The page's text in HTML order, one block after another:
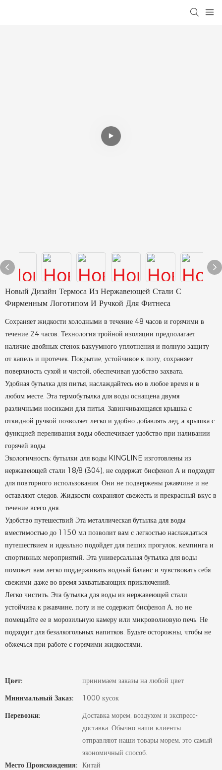
Новый Дизайн Термоса Из Нержавеющей Стали С
Фирменным Логотипом И Ручкой Для Фитнеса
Сохраняет жидкости холодными в течение 48 часов и горячими в
течение 24 часов. Технология тройной изоляции предполагает
наличие двойных стенок вакуумного уплотнения и полную защиту
от капель и протечек. Покрытие, устойчивое к поту, сохраняет
поверхность сухой и чистой, обеспечивая удобство захвата.
Удобная бутылка для питья, наслаждайтесь ею в любое время и в
любом месте. Эта термобутылка для воды оснащена двумя
различными носиками для питья. Завинчивающаяся крышка с
откидной ручкой позволяет легко и удобно добавлять лед, а крышка с
функцией переливания воды обеспечивает удобство при наливании
горячей воды.
Экологичность: бутылки для воды KINGLINE изготовлены из
нержавеющей стали 18/8 (304), не содержат бисфенол А и подходят
для повторного использования. Они не подвержены ржавчине и не
оставляют следов. Жидкости сохраняют свежесть и прекрасный вкус в
течение всего дня.
Удобство путешествий Эта металлическая бутылка для воды
вместимостью до 1150 мл позволит вам с легкостью наслаждаться
путешествием и идеально подойдет для пеших прогулок, кемпинга и
спортивных мероприятий. Эта универсальная бутылка для воды
поможет вам легко поддерживать водный баланс и чувствовать себя
свежими даже во время захватывающих приключений.
Легко чистить. Эта бутылка для воды из нержавеющей стали
устойчива к ржавчине, поту и не содержит бисфенол А, но не
помещайте ее в морозильную камеру или микроволновую печь. Не
подходит для безалкогольных напитков. Будьте осторожны, чтобы не
обжечься при работе с горячими жидкостями.
Цвет:
принимаем заказы на любой цвет
Минимальный Заказ:
1000 кусок
Перевозки:
Доставка морем, воздухом и экспресс-
доставка. Обычно наши клиенты
отправляют наши товары морем, это самый
экономичный способ.
Место Происхождения: Китай